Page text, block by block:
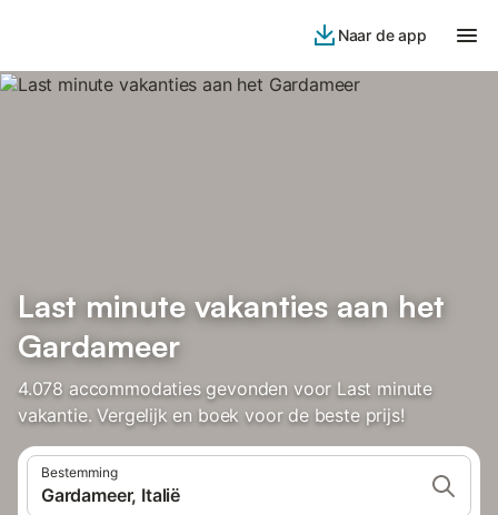
Naar de app
Last minute vakanties aan het
Gardameer
4.078 accommodaties gevonden voor Last minute
vakantie. Vergelijk en boek voor de beste prijs!
Bestemming
Gardameer, Italië